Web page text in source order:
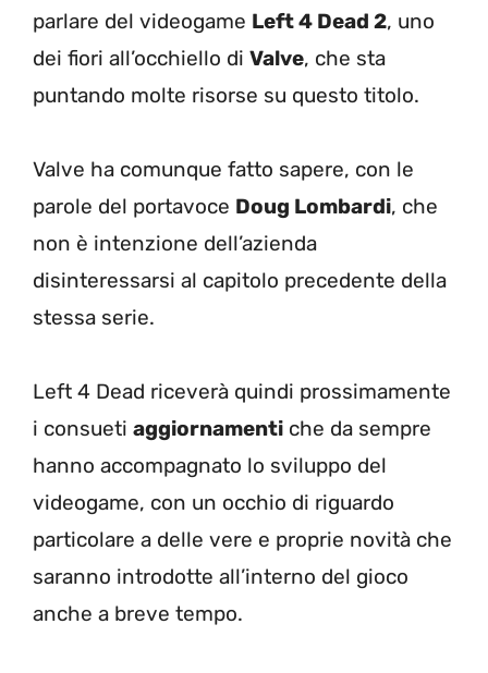
parlare del videogame Left 4 Dead 2, uno
dei fiori all’occhiello di Valve, che sta
puntando molte risorse su questo titolo.
Valve ha comunque fatto sapere, con le
parole del portavoce Doug Lombardi, che
non è intenzione dell’azienda
disinteressarsi al capitolo precedente della
stessa serie.
Left 4 Dead riceverà quindi prossimamente
i consueti aggiornamenti che da sempre
hanno accompagnato lo sviluppo del
videogame, con un occhio di riguardo
particolare a delle vere e proprie novità che
saranno introdotte all’interno del gioco
anche a breve tempo.